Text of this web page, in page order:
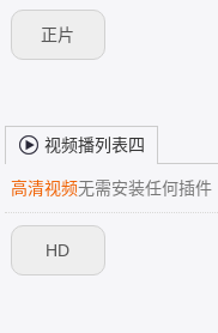
正片
视频播列表四
高清视频无需安装任何插件
HD